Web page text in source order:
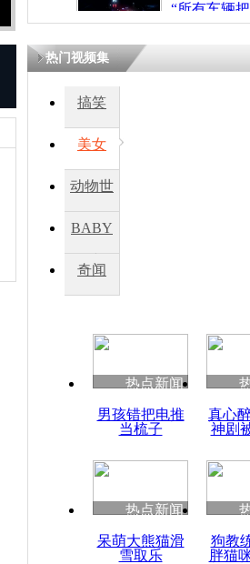
“所有车辆
开！”儿童
因
度苗族花山
魂
热门视频集
搞笑
美女
动物世
BABY
秀
奇闻
热点新闻
男孩错把电推
当梳子
真心
神剧
热点新闻
呆萌大熊猫滑
雪取乐
狗教
胖猫